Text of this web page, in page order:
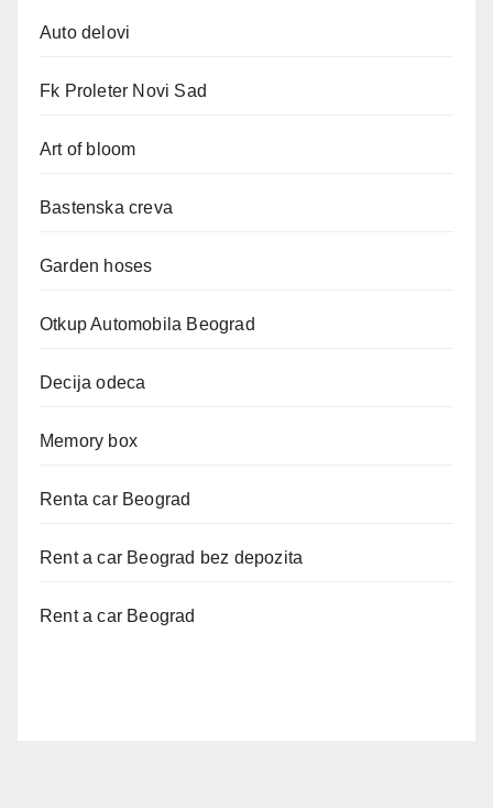
Auto delovi
Fk Proleter Novi Sad
Art of bloom
Bastenska creva
Garden hoses
Otkup Automobila Beograd
Decija odeca
Memory box
Renta car Beograd
Rent a car Beograd bez depozita
Rent a car Beograd